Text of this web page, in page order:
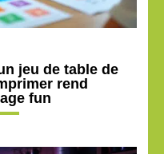
jeu de table de
rend
fun